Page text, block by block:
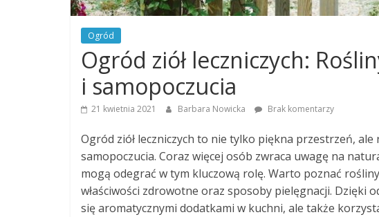
Ogród
Ogród ziół leczniczych:
i samopoczucia
21 kwietnia 2021 Barbara Nowicka Brak komentarzy
Ogród ziół leczniczych to nie tylko piękna przestrzeń,
samopoczucia. Coraz więcej osób zwraca uwagę na
mogą odegrać w tym kluczową rolę. Warto poznać
właściwości zdrowotne oraz sposoby pielęgnacji. Dzięki
się aromatycznymi dodatkami w kuchni, ale także